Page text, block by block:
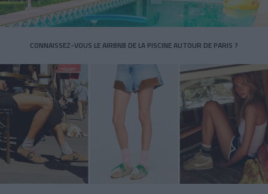
CONNAISSEZ-VOUS LE AIRBNB DE LA PISCINE AUTOUR DE PARIS ?